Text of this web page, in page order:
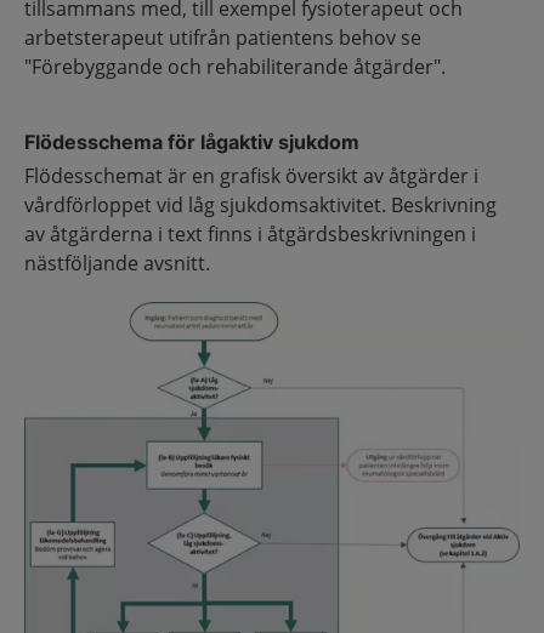
tillsammans med, till exempel fysioterapeut och
arbetsterapeut utifrån patientens behov se
"Förebyggande och rehabiliterande åtgärder".
Flödesschema för lågaktiv sjukdom
Flödesschemat är en grafisk översikt av åtgärder i
vårdförloppet vid låg sjukdomsaktivitet. Beskrivning
av åtgärderna i text finns i åtgärdsbeskrivningen i
nästföljande avsnitt.